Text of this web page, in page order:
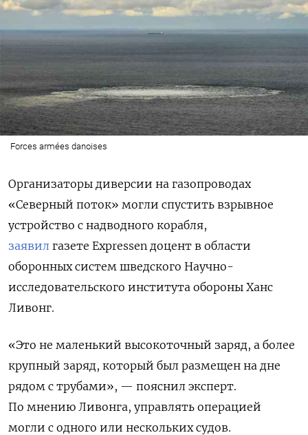
Forces armées danoises
Организаторы диверсии на газопроводах
«Северный поток» могли спустить взрывное
устройство с надводного корабля,
заявил газете Expressen доцент в области
оборонных систем шведского Научно-
исследовательского института обороны Ханс
Ливонг.
«Это не маленький высокоточный заряд, а более
крупный заряд, который был размещен на дне
рядом с трубами», — пояснил эксперт.
По мнению Ливонга, управлять операцией
могли с одного или нескольких судов.